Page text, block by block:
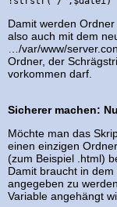
Damit werden
also auch mit dem
…/var/www/
Ordner, der
vorkommen darf.
Sicherer machen:
Möchte man das
einen einzigen
(zum Beispiel .html)
Damit braucht in
angegeben zu
Variable angehängt